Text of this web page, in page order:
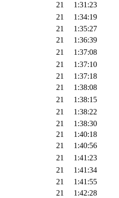
21
1:31:23
21
1:34:19
21
1:35:27
21
1:36:39
21
1:37:08
21
1:37:10
21
1:37:18
21
1:38:08
21
1:38:15
21
1:38:22
21
1:38:30
21
1:40:18
21
1:40:56
21
1:41:23
21
1:41:34
21
1:41:55
21
1:42:28